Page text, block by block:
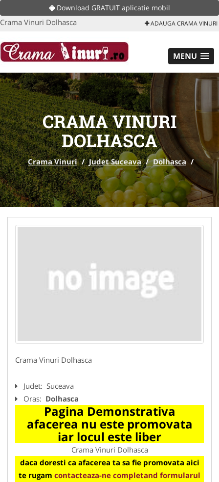
Download GRATUIT aplicatie mobil
Crama Vinuri Dolhasca ADAUGA CRAMA VINURI
MENU
CRAMA VINURI
DOLHASCA
Crama Vinuri / Judet Suceava / Dolhasca /
Crama Vinuri Dolhasca
Judet: Suceava
Oras: Dolhasca
Pagina Demonstrativa
afacerea nu este promovata
iar locul este liber
Crama Vinuri Dolhasca
daca doresti ca afacerea ta sa fie promovata aici
te rugam contacteaza-ne completand formularul